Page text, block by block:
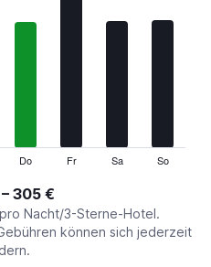
Do Fr Sa So
305 €
Nacht/3-Sterne-Hotel.
können sich jederzeit